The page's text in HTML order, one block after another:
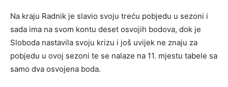
Na kraju Radnik je slavio svoju treću pobjedu u sezoni i
sada ima na svom kontu deset osvojih bodova, dok je
Sloboda nastavila svoju krizu i još uvijek ne znaju za
pobjedu u ovoj sezoni te se nalaze na 11. mjestu tabele sa
samo dva osvojena boda.